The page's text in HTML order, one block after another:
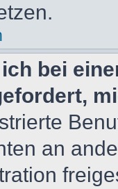
ich bei
an